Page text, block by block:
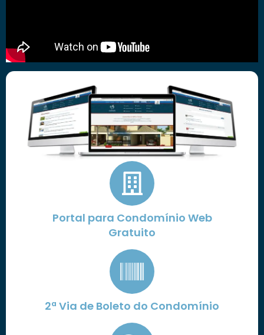
Portal para Condomínio Web
Gratuito
2ª Via de Boleto do Condomínio